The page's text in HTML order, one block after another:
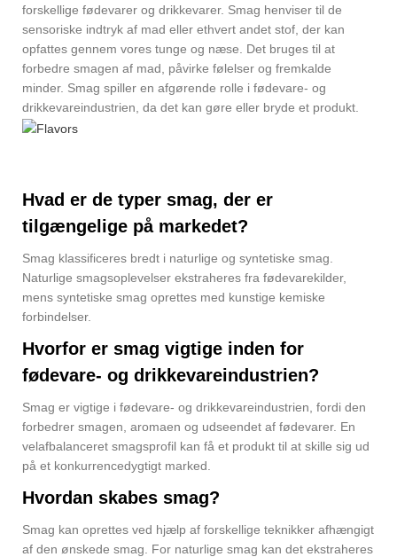
forskellige fødevarer og drikkevarer. Smag henviser til de
sensoriske indtryk af mad eller ethvert andet stof, der kan
opfattes gennem vores tunge og næse. Det bruges til at
forbedre smagen af ​​mad, påvirke følelser og fremkalde
minder. Smag spiller en afgørende rolle i fødevare- og
drikkevareindustrien, da det kan gøre eller bryde et produkt.
Hvad er de typer smag, der er
tilgængelige på markedet?
Smag klassificeres bredt i naturlige og syntetiske smag.
Naturlige smagsoplevelser ekstraheres fra fødevarekilder,
mens syntetiske smag oprettes med kunstige kemiske
forbindelser.
Hvorfor er smag vigtige inden for
fødevare- og drikkevareindustrien?
Smag er vigtige i fødevare- og drikkevareindustrien, fordi den
forbedrer smagen, aromaen og udseendet af fødevarer. En
velafbalanceret smagsprofil kan få et produkt til at skille sig ud
på et konkurrencedygtigt marked.
Hvordan skabes smag?
Smag kan oprettes ved hjælp af forskellige teknikker afhængigt
af den ønskede smag. For naturlige smag kan det ekstraheres